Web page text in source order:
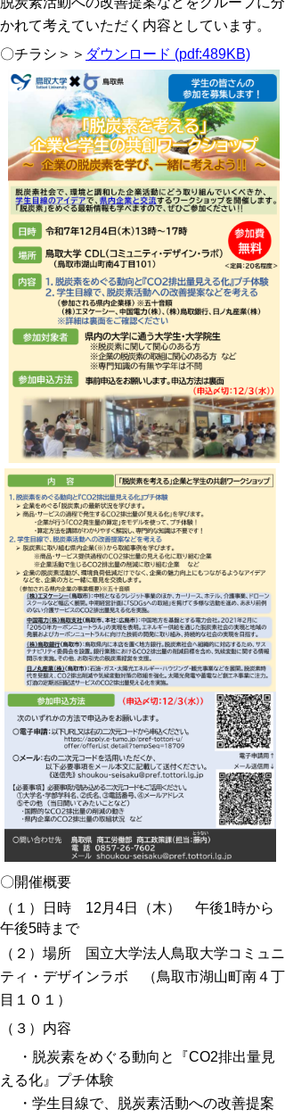
かれて考えていただく内容としています。
〇チラシ＞＞ ダウンロード (pdf:489KB)
〇開催概要
（１）日時 12月4日（木） 午後1時から
午後5時まで
（２）場所 国立大学法人鳥取大学コミュニ
ティ・デザインラボ （鳥取市湖山町南４丁
目１０１）
（３）内容
・脱炭素をめぐる動向と『CO2排出量見
える化』プチ体験
・学生目線で、脱炭素活動への改善提案